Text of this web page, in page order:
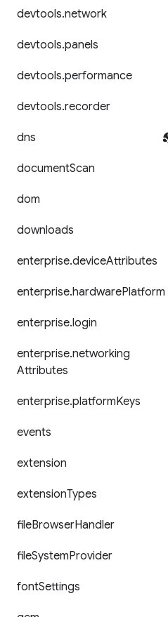
devtools.network
devtools.panels
devtools.performance
devtools.recorder
dns
documentScan
dom
downloads
enterprise.deviceAttributes
enterprise.hardwarePlatform
enterprise.login
enterprise.networking
Attributes
enterprise.platformKeys
events
extension
extensionTypes
fileBrowserHandler
fileSystemProvider
fontSettings